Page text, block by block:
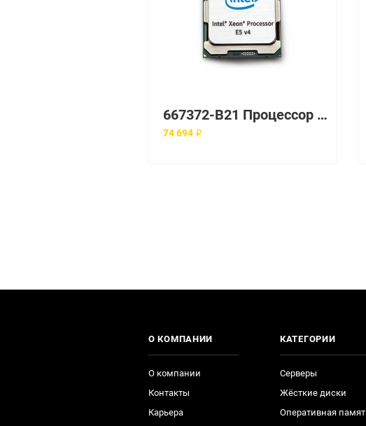
667372-B21 Процессор HP Intel Xeon E5-2470 2.3GHz BL420c G8
74 694 ₽
О КОМПАНИИ
О компании
Контакты
Карьера
КАТЕГОРИИ
Серверы
Жёсткие диски
Оперативная